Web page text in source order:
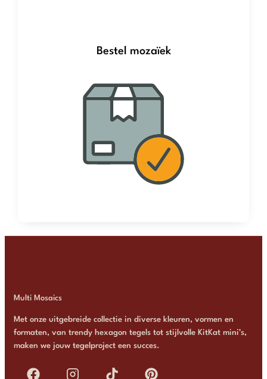
Bestel mozaïek
Multi Mosaics
Met onze uitgebreide collectie in diverse kleuren, vormen en
formaten, van trendy hexagon tegels tot stijlvolle KitKat mini’s,
maken we jouw tegelproject een succes.